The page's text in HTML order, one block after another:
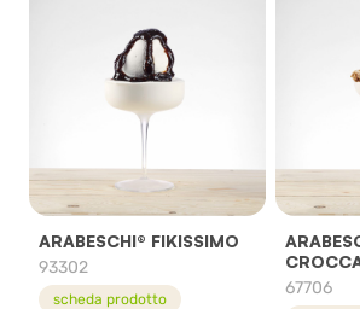
ARABESCHI® FIKISSIMO
93302
scheda prodotto
67706